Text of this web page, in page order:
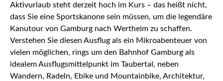
Aktivurlaub steht derzeit hoch im Kurs – das heißt nicht,
dass Sie eine Sportskanone sein müssen, um die legendäre
Kanutour von Gamburg nach Wertheim zu schaffen.
Verstehen Sie diesen Ausflug als ein Mikroabenteuer von
vielen möglichen, rings um den Bahnhof Gamburg als
idealem Ausflugsmittelpunkt im Taubertal, neben
Wandern, Radeln, Ebike und Mountainbike, Architektur,